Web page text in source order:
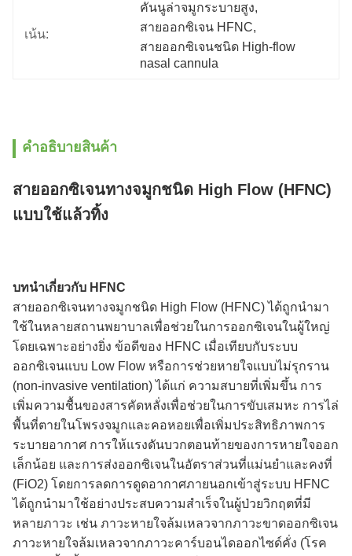
เน้น:
คันนูล่าจมูกระบายสูง,
สายออกซิเจน HFNC,
สายออกซิเจนชนิด High-flow
nasal cannula
คําอธิบายสินค้า
สายออกซิเจนทางจมูกชนิด High Flow (HFNC)
แบบใช้แล้วทิ้ง
บทนำเกี่ยวกับ HFNC
สายออกซิเจนทางจมูกชนิด High Flow (HFNC) ได้ถูกนำมา
ใช้ในหลายสถานพยาบาลเพื่อช่วยในการออกซิเจนในผู้ใหญ่
โดยเฉพาะอย่างยิ่ง ข้อดีของ HFNC เมื่อเทียบกับระบบ
ออกซิเจนแบบ Low Flow หรือการช่วยหายใจแบบไม่รุกราน
(non-invasive ventilation) ได้แก่ ความสบายที่เพิ่มขึ้น การ
เพิ่มความชื้นของสารคัดหลั่งเพื่อช่วยในการขับเสมหะ การไล่
พื้นที่ตายในโพรงจมูกและคอหอยเพื่อเพิ่มประสิทธิภาพการ
ระบายอากาศ การให้แรงดันบวกตอนท้ายของการหายใจออก
เล็กน้อย และการส่งออกซิเจนในอัตราส่วนที่แม่นยำและคงที่
(FiO2) โดยการลดการดูดอากาศภายนอกเข้าสู่ระบบ HFNC
ได้ถูกนำมาใช้อย่างประสบความสำเร็จในผู้ป่วยวิกฤตที่มี
หลายภาวะ เช่น ภาวะหายใจล้มเหลวจากภาวะขาดออกซิเจน
ภาวะหายใจล้มเหลวจากภาวะคาร์บอนไดออกไซด์คั่ง (โรค